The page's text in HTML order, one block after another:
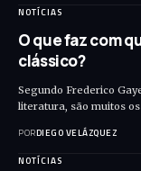
NOTÍCIAS
O que faz com
clássico?
Segundo Frederico
literatura, são muitos
PORDIEGO VELÁZQUEZ
NOTÍCIAS